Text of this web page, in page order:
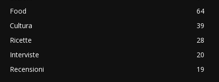
Food
64
Cultura
39
Ricette
28
Interviste
20
Recensioni
19